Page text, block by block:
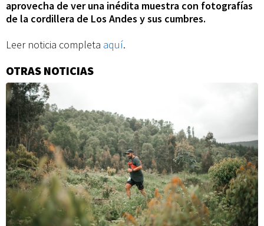
exposición
de
fotografías
que
se
hará
aprovecha de ver una inédita muestra con fotografías
de la cordillera de Los Andes y sus cumbres.
Leer noticia completa aquí.
Información
adicional
OTRAS NOTICIAS